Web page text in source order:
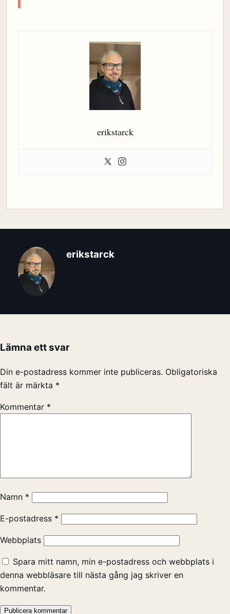
erikstarck
erikstarck
Lämna ett svar
Din e-postadress kommer inte publiceras. Obligatoriska
fält är märkta *
Kommentar *
Namn *
E-postadress *
Webbplats
Spara mitt namn, min e-postadress och webbplats i
denna webbläsare till nästa gång jag skriver en
kommentar.